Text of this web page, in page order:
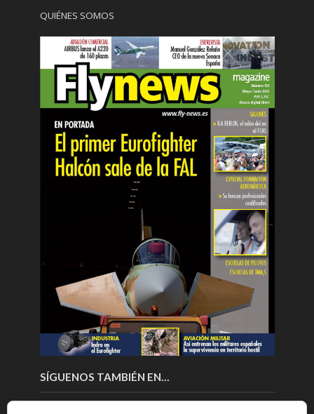
QUIÉNES SOMOS
SÍGUENOS TAMBIÉN EN…